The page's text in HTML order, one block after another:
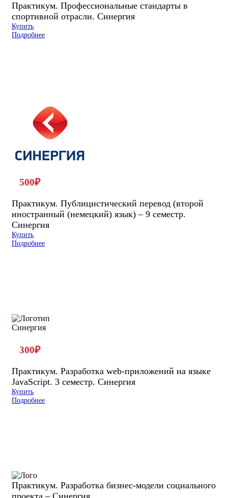
Практикум. Профессиональные стандарты в
спортивной отрасли. Синергия
Купить
Подробнее
500₽
Практикум. Публицистический перевод (второй
иностранный (немецкий) язык) – 9 семестр.
Синергия
Купить
Подробнее
300₽
Практикум. Разработка web-приложений на языке
JavaScript. 3 семестр. Синергия
Купить
Подробнее
Практикум. Разработка бизнес-модели социального
проекта – Синергия